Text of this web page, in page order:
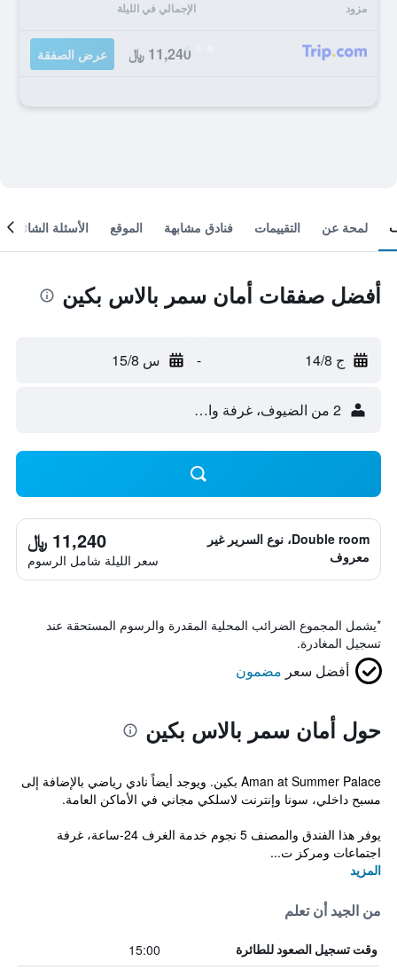
مزود الإجمالي في الليلة
11,240 ﷼ عرض الصفقة
لمحة عن التقييمات فنادق مشابهة الموقع الأسئلة الشائعة
أفضل صفقات أمان سمر بالاس بكين
ج 14/8 - س 15/8
2 من الضيوف، غرفة واحدة
Double room، نوع السرير غير
معروف
11,240 ﷼
سعر الليلة شامل الرسوم
*يشمل المجموع الضرائب المحلية المقدرة والرسوم المستحقة عند
تسجيل المغادرة.
أفضل سعر مضمون
حول أمان سمر بالاس بكين
Aman at Summer Palace بكين. ويوجد أيضاً نادي رياضي بالإضافة إلى
مسبح داخلي، سونا وإنترنت لاسلكي مجاني في الأماكن العامة.
يوفر هذا الفندق والمصنف 5 نجوم خدمة الغرف 24-ساعة، غرفة
اجتماعات ومركز ت...
المزيد
من الجيد أن تعلم
وقت تسجيل الصعود للطائرة 15:00